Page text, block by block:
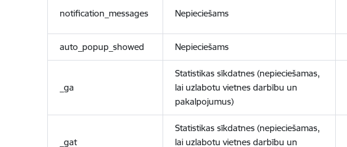
notification_messages Nepieciešams
auto_popup_showed Nepieciešams
_ga
Statistikas sīkdatnes (nepieciešamas,
lai uzlabotu vietnes darbību un
pakalpojumus)
_gat
Statistikas sīkdatnes (nepieciešamas,
lai uzlabotu vietnes darbību un